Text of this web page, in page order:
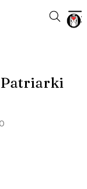
Patriarki